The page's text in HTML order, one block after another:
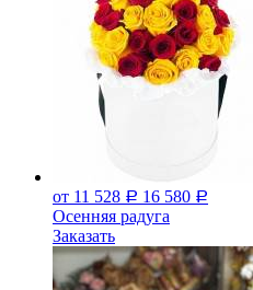
от 11 528 Р 16 580 Р
Осенняя радуга
Заказать